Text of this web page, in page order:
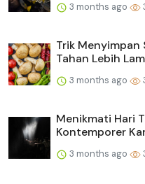
3 months ago
Trik Menyimpan
Tahan Lebih
3 months ago
Menikmati Hari
Kontemporer
3 months ago